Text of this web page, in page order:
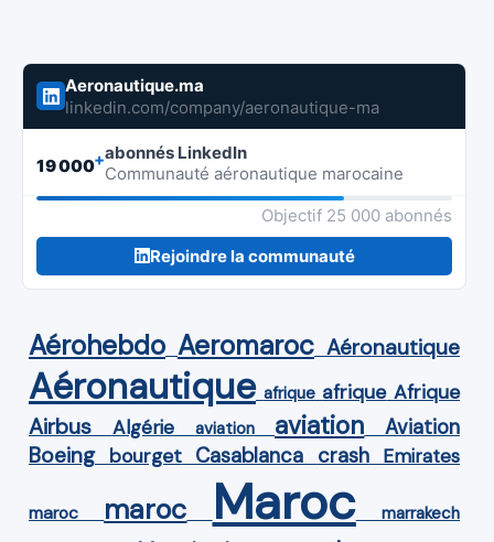
Aeronautique.ma
linkedin.com/company/aeronautique-ma
19 000+abonnés LinkedIn
Communauté aéronautique marocaine
Objectif 25 000 abonnés
Rejoindre la communauté
Aérohebdo Aeromaroc Aéronautique
Aéronautique afrique afrique Afrique
Airbus Algérie aviation aviation Aviation
Boeing bourget Casablanca crash Emirates
maroc maroc Maroc marrakech